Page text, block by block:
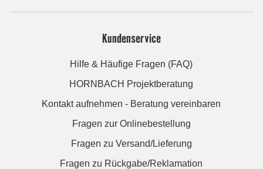
Kundenservice
Hilfe & Häufige Fragen (FAQ)
HORNBACH Projektberatung
Kontakt aufnehmen - Beratung vereinbaren
Fragen zur Onlinebestellung
Fragen zu Versand/Lieferung
Fragen zu Rückgabe/Reklamation